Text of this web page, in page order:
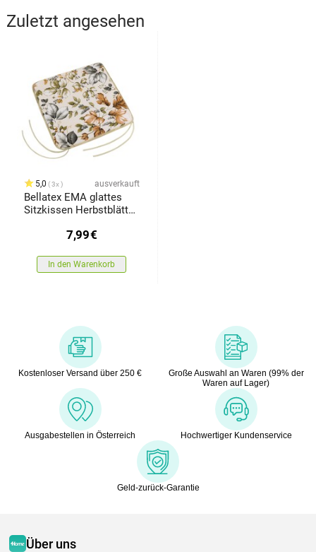
Zuletzt angesehen
5,0 3x ausverkauft
Bellatex EMA glattes
Sitzkissen Herbstblätter,
7,99€
In den Warenkorb
Kostenloser Versand über 250 €
Große Auswahl an Waren (99% der
Waren auf Lager)
Ausgabestellen in Österreich Hochwertiger Kundenservice
Geld-zurück-Garantie
Über uns